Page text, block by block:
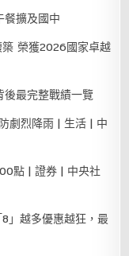
擴及國中
榮獲2026國家卓越
最完整戰績一覽
劇烈降雨 | 生活 | 中
點 | 證券 | 中央社
」越多優惠越狂，最